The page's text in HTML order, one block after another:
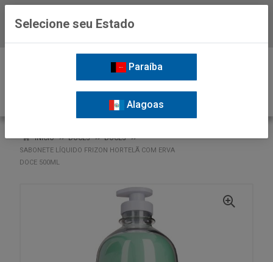
INÍCIO DOCES
DOCES
SABONETE LÍQUIDO FRIZON HORTELÃ COM ERVA
DOCE 500ML
Selecione seu Estado
Paraíba
Alagoas